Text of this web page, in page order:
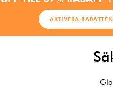
AKTIVERA